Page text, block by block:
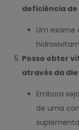
deficiência
Um exame
Posso obter
através da
Embora
de uma